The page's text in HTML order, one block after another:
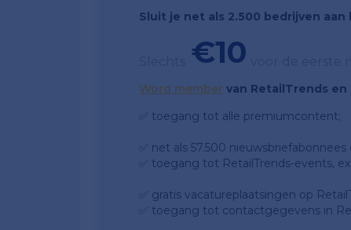
Sluit je net als 2.500 bedrijven
€10
Word member van RetailTrends en
✅ toegang tot alle premiumcontent;
✅ net als 57.500
✅ toegang tot RetailTrends-events,
✅ gratis vacatureplaatsingen op
✅ toegang tot contactgegevens in